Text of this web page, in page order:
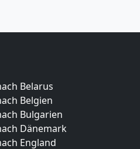
Belarus
Belgien
Bulgarien
Dänemark
England